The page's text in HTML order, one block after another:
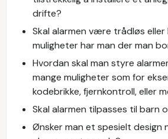
drifte?
Skal alarmen være trådløs eller
muligheter har man der man
Hvordan skal man styre
mange muligheter som for
kodebrikke, fjernkontroll, eller
Skal alarmen tilpasses til barn
Ønsker man et spesielt design